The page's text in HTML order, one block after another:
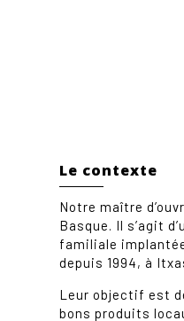
Le contexte
Notre maître
Basque. Il s’agit
familiale
depuis 1994, à
Leur objectif est
bons produits